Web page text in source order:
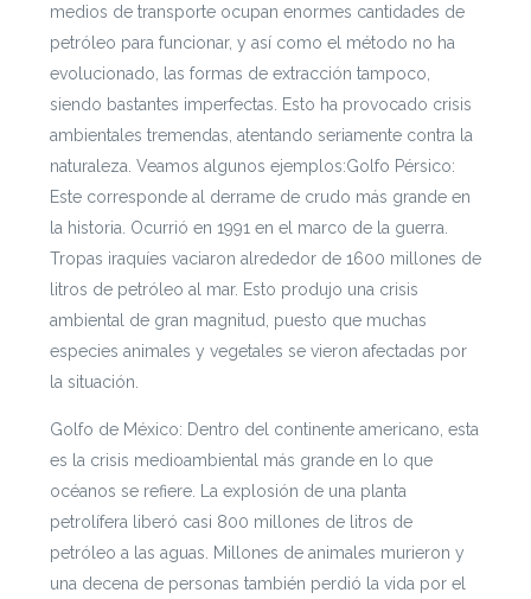
medios de transporte ocupan enormes cantidades de
petróleo para funcionar, y así como el método no ha
evolucionado, las formas de extracción tampoco,
siendo bastantes imperfectas. Esto ha provocado crisis
ambientales tremendas, atentando seriamente contra la
naturaleza. Veamos algunos ejemplos:Golfo Pérsico:
Este corresponde al derrame de crudo más grande en
la historia. Ocurrió en 1991 en el marco de la guerra.
Tropas iraquíes vaciaron alrededor de 1600 millones de
litros de petróleo al mar. Esto produjo una crisis
ambiental de gran magnitud, puesto que muchas
especies animales y vegetales se vieron afectadas por
la situación.
Golfo de México: Dentro del continente americano, esta
es la crisis medioambiental más grande en lo que
océanos se refiere. La explosión de una planta
petrolífera liberó casi 800 millones de litros de
petróleo a las aguas. Millones de animales murieron y
una decena de personas también perdió la vida por el